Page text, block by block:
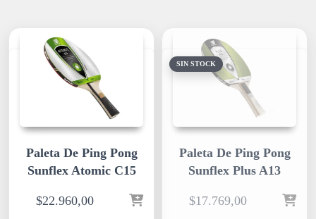
SIN STOCK
Paleta De Ping Pong
Sunflex Plus A13
$17.769,00
Paleta De Ping Pong
Sunflex Atomic C15
$22.960,00